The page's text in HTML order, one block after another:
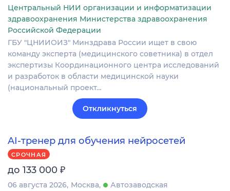
Центральный НИИ организации и информатизации
здравоохранения Министерства здравоохранения
Российской Федерации
ГБУ "ЦНИИОИЗ" Минздрава России ищет в свою
команду эксперта (медицинского советника) в отдел
экспертизы Координационного центра исследований
и разработок в области медицинской науки
(национальный проект…
Откликнуться
AI-тренер для обучения нейросетей
СРОЧНАЯ
до 133 000 ₽
06 августа 2026 Москва
Автозаводская